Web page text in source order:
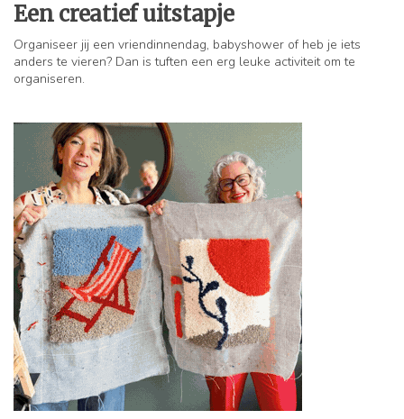
Een creatief uitstapje
Organiseer jij een vriendinnendag, babyshower of heb je iets
anders te vieren? Dan is tuften een erg leuke activiteit om te
organiseren.